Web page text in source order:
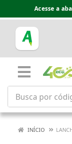
Acesse a
INÍCIO